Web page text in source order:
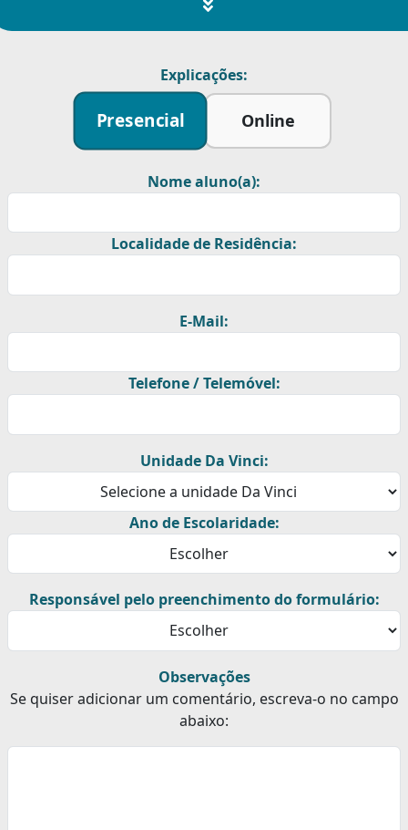
Explicações:
Presencial Online
Nome aluno(a):
Localidade de Residência:
E-Mail:
Telefone / Telemóvel:
Unidade Da Vinci:
Ano de Escolaridade:
Responsável pelo preenchimento do formulário:
Observações
Se quiser adicionar um comentário, escreva-o no campo
abaixo: